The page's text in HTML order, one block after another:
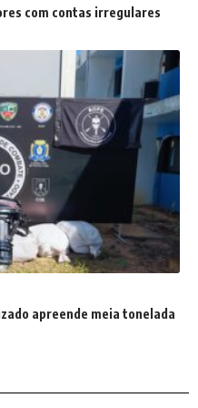
com contas irregulares
apreende meia tonelada